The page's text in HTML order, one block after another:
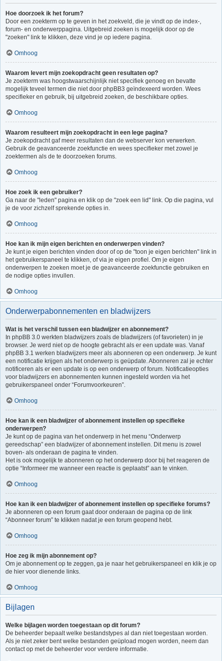
Hoe doorzoek ik het forum?
Door een zoekterm op te geven in het zoekveld, die je vindt op de index-,
forum- en onderwerppagina. Uitgebreid zoeken is mogelijk door op de
"zoeken" link te klikken, deze vind je op iedere pagina.
Omhoog
Waarom levert mijn zoekopdracht geen resultaten op?
Je zoekterm was hoogstwaarschijnlijk niet specifiek genoeg en bevatte
mogelijk teveel termen die niet door phpBB3 geïndexeerd worden. Wees
specifieker en gebruik, bij uitgebreid zoeken, de beschikbare opties.
Omhoog
Waarom resulteert mijn zoekopdracht in een lege pagina?
Je zoekopdracht gaf meer resultaten dan de webserver kon verwerken.
Gebruik de geavanceerde zoekfunctie en wees specifieker met zowel je
zoektermen als de te doorzoeken forums.
Omhoog
Hoe zoek ik een gebruiker?
Ga naar de "leden" pagina en klik op de "zoek een lid" link. Op die pagina, vul
je de voor zichzelf sprekende opties in.
Omhoog
Hoe kan ik mijn eigen berichten en onderwerpen vinden?
Je kunt je eigen berichten vinden door of op de "toon je eigen berichten" link in
het gebruikerspaneel te klikken, of via je eigen profiel. Om je eigen
onderwerpen te zoeken moet je de geavanceerde zoekfunctie gebruiken en
de nodige opties invullen.
Omhoog
Onderwerpabonnementen en bladwijzers
Wat is het verschil tussen een bladwijzer en abonnement?
In phpBB 3.0 werkten bladwijzers zoals de bladwijzers (of favorieten) in je
browser. Je werd niet op de hoogte gebracht als er een update was. Vanaf
phpBB 3.1 werken bladwijzers meer als abonneren op een onderwerp. Je kunt
een notificatie krijgen als het onderwerp is geüpdate. Abonneren zal je echter
notificeren als er een update is op een onderwerp of forum. Notificatieopties
voor bladwijzers en abonnementen kunnen ingesteld worden via het
gebruikerspaneel onder “Forumvoorkeuren”.
Omhoog
Hoe kan ik een bladwijzer of abonnement instellen op specifieke
onderwerpen?
Je kunt op de pagina van het onderwerp in het menu “Onderwerp
gereedschap” een bladwijzer of abonnement instellen. Dit menu is zowel
boven- als onderaan de pagina te vinden.
Het is ook mogelijk te abonneren op het onderwerp door bij het reageren de
optie “Informeer me wanneer een reactie is geplaatst” aan te vinken.
Omhoog
Hoe kan ik een bladwijzer of abonnement instellen op specifieke forums?
Je abonneren op een forum gaat door onderaan de pagina op de link
“Abonneer forum” te klikken nadat je een forum geopend hebt.
Omhoog
Hoe zeg ik mijn abonnement op?
Om je abonnement op te zeggen, ga je naar het gebruikerspaneel en klik je op
de hier voor dienende links.
Omhoog
Bijlagen
Welke bijlagen worden toegestaan op dit forum?
De beheerder bepaalt welke bestandstypes al dan niet toegestaan worden.
Als je niet zeker bent welke bestanden geüpload mogen worden, neem dan
contact op met de beheerder voor verdere informatie.